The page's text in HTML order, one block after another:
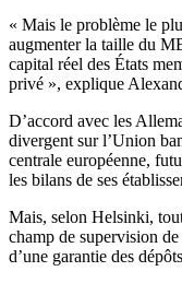
« Mais le problème le
augmenter la taille du
capital réel des États
privé », explique
D’accord avec les
divergent sur l’Union
centrale européenne,
les bilans de ses
Mais, selon Helsinki,
champ de supervision
d’une garantie des